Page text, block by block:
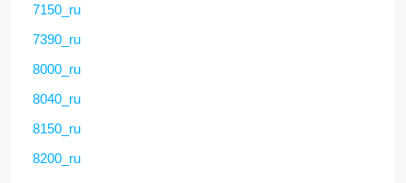
7150_ru
7390_ru
8000_ru
8040_ru
8150_ru
8200_ru